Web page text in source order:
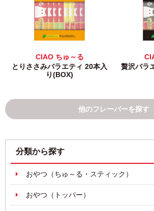
CIAO ちゅ～る
とりささみバラエティ 20本入
り(BOX)
贅沢バラ
他のフレーバーを探す
分類から探す
おやつ（ちゅ～る・スティック）
おやつ（トッパー）